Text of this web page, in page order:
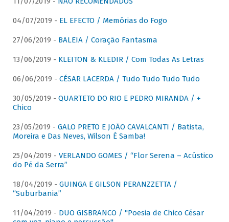
04/07/2019 - EL EFECTO / Memórias do Fogo
27/06/2019 - BALEIA / Coração Fantasma
13/06/2019 - KLEITON & KLEDIR / Com Todas As Letras
06/06/2019 - CÉSAR LACERDA / Tudo Tudo Tudo Tudo
30/05/2019 - QUARTETO DO RIO E PEDRO MIRANDA / +
Chico
23/05/2019 - GALO PRETO E JOÃO CAVALCANTI / Batista,
Moreira e Das Neves, Wilson É Samba!
25/04/2019 - VERLANDO GOMES / “Flor Serena – Acústico
do Pé da Serra”
18/04/2019 - GUINGA E GILSON PERANZZETTA /
“Suburbania”
11/04/2019 - DUO GISBRANCO / "Poesia de Chico César